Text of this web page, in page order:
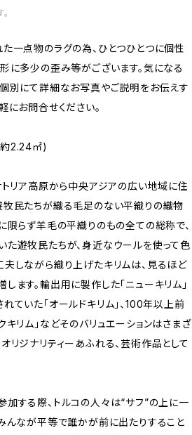
一点物のラグの為、ひとつひとつに個性
に多少の歪み等がございます。気になる
別にて詳細なお写真やご説明をお伝えす
にお問合せください。
2.24㎡)
トリア高原から中央アジアの広い地域に住
牧民たちが織る毛足のない平織りの織物
限らず羊毛の平織りのもの全ての総称で、
た遊牧民たちが、身近なウールを使って色
しながら織り上げたキリムは、見るほど
ます。輸出用に製作した「ニューキリム」
ていた「オールドキリム」、100年以上前
キリム」などそのバリュエーションはさまざ
リジナリティーあふれる、芸術作品として
する際、トルコの人々は“サフ”の上に一
んなが平等で誰かが前に出たりすること